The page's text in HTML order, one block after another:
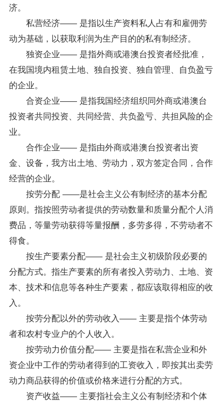
济。
私营经济―― 是指以生产资料私人占有和雇佣劳
动为基础，以获取利润为生产目的的私有制经济。
独资企业―― 是指外商或港澳台投资者经批准，
在我国境内租赁土地、独自投资、独自管理、自负盈亏
的企业。
合资企业―― 是指我国经济组织同外商或港澳台
投资者共同投资、共同经营、共负盈亏、共担风险的企
业。
合作企业―― 是指由外商或港澳台投资者出资
金、设备，我方出土地、劳动力，双方签定合同，合作
经营的企业。
按劳分配 ――是社会主义公有制经济的基本分配
原则。指按照劳动者提供的劳动数量和质量分配个人消
费品，等量劳动获得等量报酬，多劳多得，不劳动者不
得食。
按生产要素分配―― 是社会主义初级阶段必要的
分配方式。指生产要素的所有者投入劳动力、土地、资
本、技术和信息等各种生产要素，都应该取得相应的收
入。
按劳分配以外的劳动收入―― 主要是指个体劳动
者和农村专业户的个人收入。
按劳动力价值分配―― 主要是指在私营企业和外
资企业中工作的劳动者得到的工资收入，即按其出卖劳
动力商品获得的价值或价格来进行分配的方式。
资产收益―― 主要指社会主义公有制经济和个体